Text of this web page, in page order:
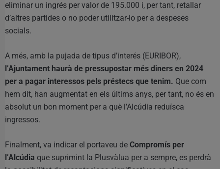
eliminar un ingrés per valor de 195.000 i, per tant, retallar
d’altres partides o no poder utilitzar-lo per a despeses
socials.
A més, amb la pujada de tipus d’interés (EURIBOR),
l’Ajuntament haurà de pressupostar més diners en 2024
per a pagar interessos pels préstecs que tenim. Que com
hem dit, han augmentat en els últims anys, per tant, no és en
absolut un bon moment per a què l’Alcúdia reduïsca
ingressos.
Finalment, va indicar el portaveu de Compromís per
l’Alcúdia que suprimint la Plusvàlua per a sempre, es perdrà